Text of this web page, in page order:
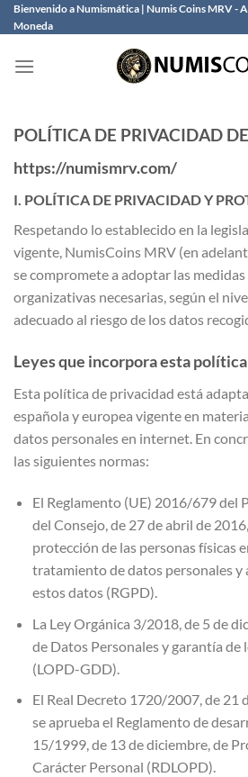
Saltar
al
Bienvenido a Numismática | Numis Coins MRV -
Moneda
POLÍTICA DE PRIVACIDAD
https://numismrv.com/
I. POLÍTICA DE PRIVACIDAD Y
Respetando lo establecido en la
vigente, NumisCoins MRV (en
se compromete a adoptar las
organizativas necesarias, según el
adecuado al riesgo de los datos
Leyes que incorpora esta
Esta política de privacidad está
española y europea vigente en
datos personales en internet. En
las siguientes normas:
El Reglamento (UE) 2016/679 del
del Consejo, de 27 de abril de
protección de las personas físicas
tratamiento de datos personales y
estos datos (RGPD).
La Ley Orgánica 3/2018, de 5 de
de Datos Personales y garantía de
(LOPD-GDD).
El Real Decreto 1720/2007, de 21
se aprueba el Reglamento de
15/1999, de 13 de diciembre, de
Carácter Personal (RDLOPD).